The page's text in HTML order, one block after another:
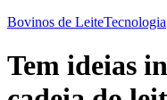
Bovinos de LeiteTecnologia
Tem ideias